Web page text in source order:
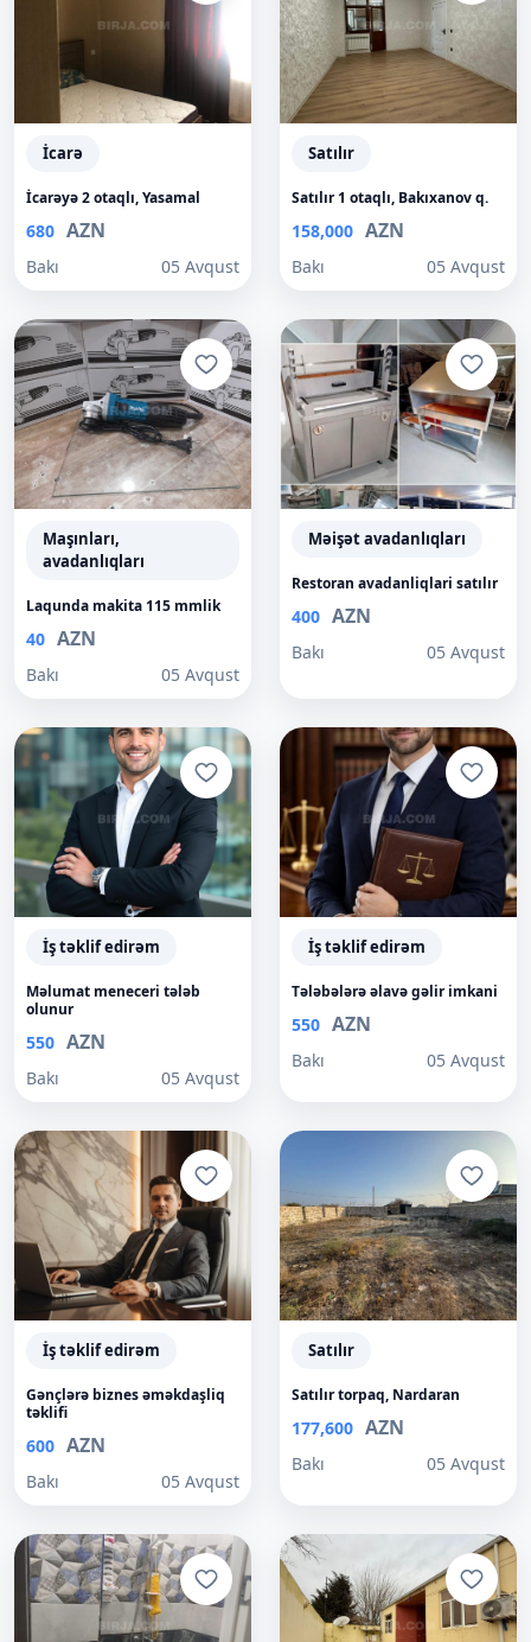
İcarə
İcarəyə 2 otaqlı, Yasamal
680 AZN
Bakı 05 Avqust
Satılır
Satılır 1 otaqlı, Bakıxanov q.
158,000 AZN
Bakı 05 Avqust
Maşınları,
avadanlıqları
Laqunda makita 115 mmlik
40 AZN
Bakı 05 Avqust
Məişət avadanlıqları
Restoran avadanliqlari satılır
400 AZN
Bakı 05 Avqust
İş təklif edirəm
Məlumat meneceri tələb
olunur
550 AZN
Bakı 05 Avqust
İş təklif edirəm
Tələbələrə əlavə gəlir imkani
550 AZN
Bakı 05 Avqust
İş təklif edirəm
Gənçlərə biznes əməkdaşliq
təklifi
600 AZN
Bakı 05 Avqust
Satılır
Satılır torpaq, Nardaran
177,600 AZN
Bakı 05 Avqust